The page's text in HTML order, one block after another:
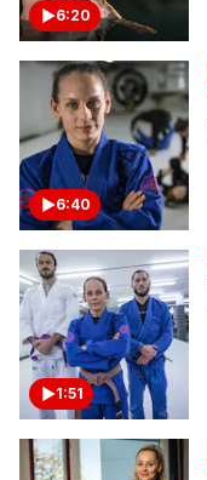
6:20
6:40
1:51